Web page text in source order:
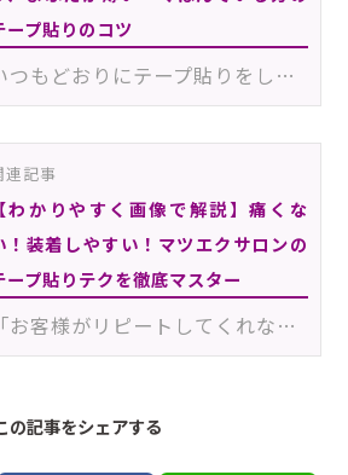
ープ貼りのコツ
いつもどおりにテープ貼りをしてみたものの、貼りにくさを感じたり目が開きやすかったりすることはありま…
連記事
【わかりやすく画像で解説】痛くな
！装着しやすい！マツエクサロンの
ープ貼りテクを徹底マスター
「お客様がリピートしてくれない」「マツエク施術に時間がかかる」といった悩みの原因のひとつは、テープ…
の記事をシェアする